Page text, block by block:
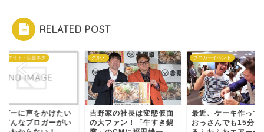
RELATED POST
リエイト・広告ネタ
ガーに声をかけたい
どんなブロガーがい
グルメ
吉野家の社長は変態仮面
の大ファン！「牛すき鍋
ブロガーイベント
最近、ケーキ作って
おっさんでも15分で